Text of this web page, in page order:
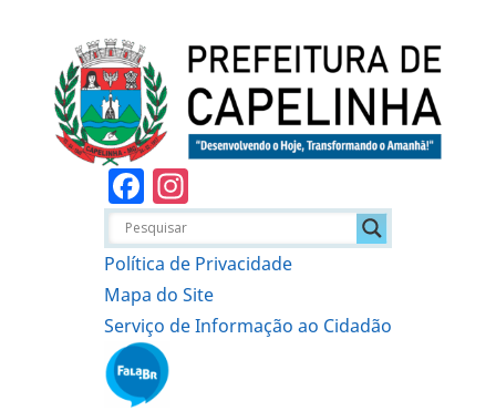
Facebook
Política de Privacidade
Mapa do Site
Serviço de Informação ao Cidadão